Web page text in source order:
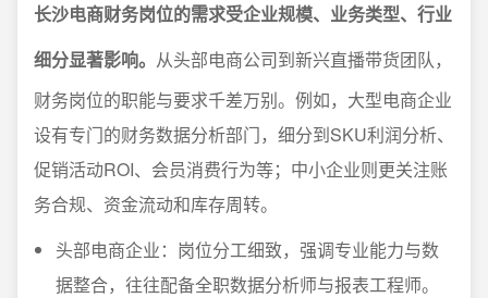
长沙电商财务岗位的需求受企业规模、业务类型、行业
细分显著影响。 从头部电商公司到新兴直播带货团队，
财务岗位的职能与要求千差万别。例如，大型电商企业
设有专门的财务数据分析部门，细分到SKU利润分析、
促销活动ROI、会员消费行为等；中小企业则更关注账
务合规、资金流动和库存周转。
头部电商企业：岗位分工细致，强调专业能力与数
据整合，往往配备全职数据分析师与报表工程师。